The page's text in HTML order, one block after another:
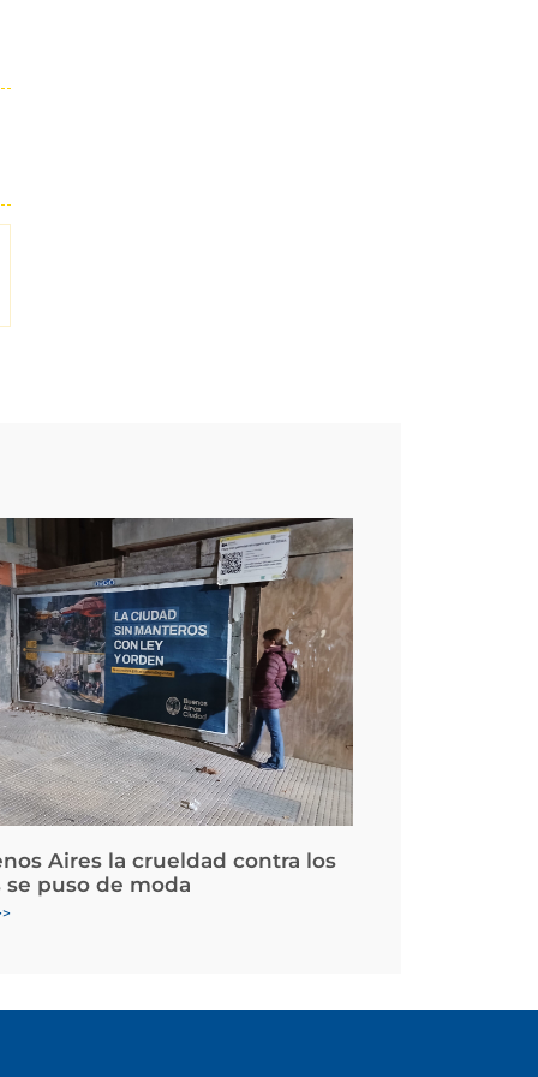
Aires la crueldad contra los
se puso de moda